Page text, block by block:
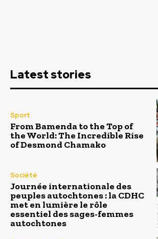
Latest stories
Sport
From Bamenda to the Top of
the World: The Incredible Rise
of Desmond Chamako
Société
Journée internationale des
peuples autochtones : la CDHC
met en lumière le rôle
essentiel des sages-femmes
autochtones